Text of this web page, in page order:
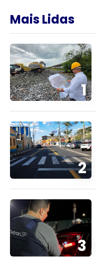
Mais Lidas
1
2
3